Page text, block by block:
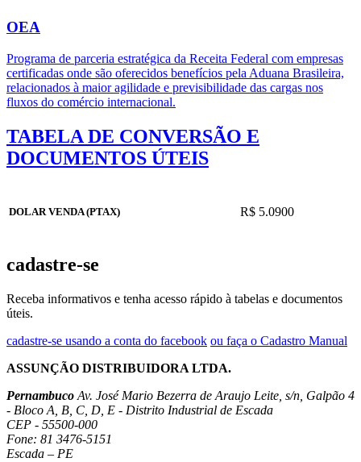
OEA
Programa de parceria estratégica da Receita Federal com empresas
certificadas onde são oferecidos benefícios pela Aduana Brasileira,
relacionados à maior agilidade e previsibilidade das cargas nos
fluxos do comércio internacional.
TABELA DE CONVERSÃO E
DOCUMENTOS ÚTEIS
DOLAR VENDA (PTAX) R$ 5.0900
cadastre-se
Receba informativos e tenha acesso rápido à tabelas e documentos
úteis.
cadastre-se usando a conta do facebook ou faça o Cadastro Manual
ASSUNÇÃO DISTRIBUIDORA LTDA.
Pernambuco Av. José Mario Bezerra de Araujo Leite, s/n, Galpão 4
- Bloco A, B, C, D, E - Distrito Industrial de Escada
CEP - 55500-000
Fone: 81 3476-5151
Escada – PE